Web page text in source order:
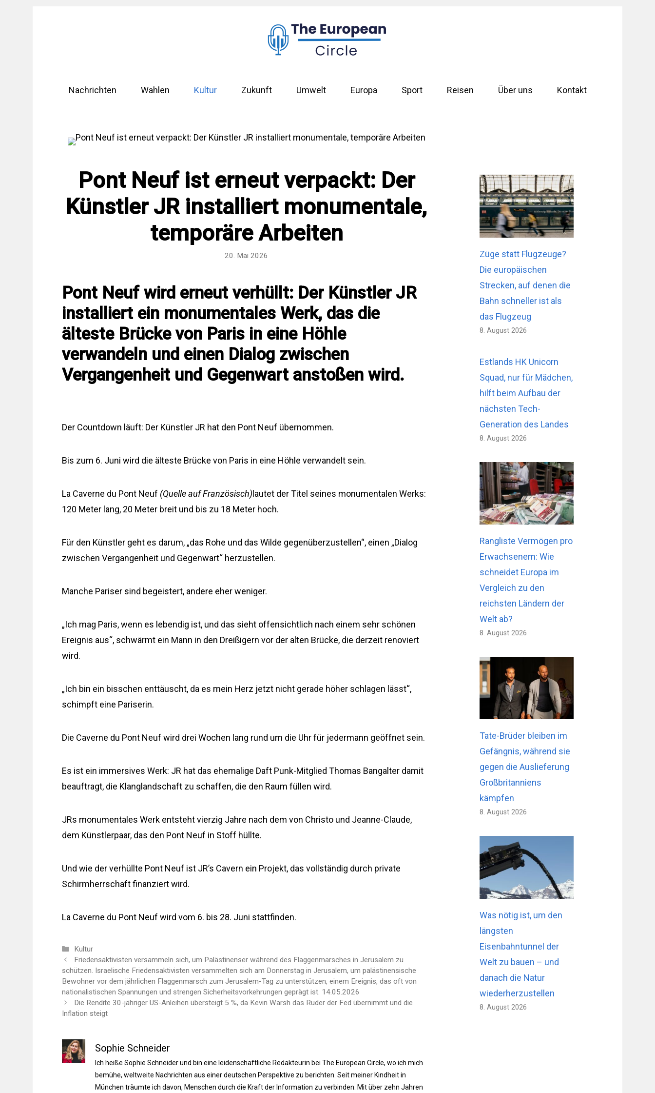
Nachrichten Wahlen Kultur Zukunft Umwelt Europa Sport Reisen Über uns Kontakt
Pont Neuf ist erneut verpackt: Der
Künstler JR installiert monumentale,
temporäre Arbeiten
20. Mai 2026
Pont Neuf wird erneut verhüllt: Der Künstler JR
installiert ein monumentales Werk, das die
älteste Brücke von Paris in eine Höhle
verwandeln und einen Dialog zwischen
Vergangenheit und Gegenwart anstoßen wird.
Der Countdown läuft: Der Künstler JR hat den Pont Neuf übernommen.
Bis zum 6. Juni wird die älteste Brücke von Paris in eine Höhle verwandelt sein.
La Caverne du Pont Neuf (Quelle auf Französisch) lautet der Titel seines monumentalen Werks:
120 Meter lang, 20 Meter breit und bis zu 18 Meter hoch.
Für den Künstler geht es darum, „das Rohe und das Wilde gegenüberzustellen“, einen „Dialog
zwischen Vergangenheit und Gegenwart“ herzustellen.
Manche Pariser sind begeistert, andere eher weniger.
„Ich mag Paris, wenn es lebendig ist, und das sieht offensichtlich nach einem sehr schönen
Ereignis aus“, schwärmt ein Mann in den Dreißigern vor der alten Brücke, die derzeit renoviert
wird.
„Ich bin ein bisschen enttäuscht, da es mein Herz jetzt nicht gerade höher schlagen lässt“,
schimpft eine Pariserin.
Die Caverne du Pont Neuf wird drei Wochen lang rund um die Uhr für jedermann geöffnet sein.
Es ist ein immersives Werk: JR hat das ehemalige Daft Punk-Mitglied Thomas Bangalter damit
beauftragt, die Klanglandschaft zu schaffen, die den Raum füllen wird.
JRs monumentales Werk entsteht vierzig Jahre nach dem von Christo und Jeanne-Claude,
dem Künstlerpaar, das den Pont Neuf in Stoff hüllte.
Und wie der verhüllte Pont Neuf ist JR’s Cavern ein Projekt, das vollständig durch private
Schirmherrschaft finanziert wird.
La Caverne du Pont Neuf wird vom 6. bis 28. Juni stattfinden.
Kategorien
Kultur
Friedensaktivisten versammeln sich, um Palästinenser während des Flaggenmarsches in Jerusalem zu
schützen. Israelische Friedensaktivisten versammelten sich am Donnerstag in Jerusalem, um palästinensische
Bewohner vor dem jährlichen Flaggenmarsch zum Jerusalem-Tag zu unterstützen, einem Ereignis, das oft von
nationalistischen Spannungen und strengen Sicherheitsvorkehrungen geprägt ist. 14.05.2026
Die Rendite 30-jähriger US-Anleihen übersteigt 5 %, da Kevin Warsh das Ruder der Fed übernimmt und die
Inflation steigt
Sophie Schneider
Ich heiße Sophie Schneider und bin eine leidenschaftliche Redakteurin bei The European Circle, wo ich mich
bemühe, weltweite Nachrichten aus einer deutschen Perspektive zu berichten. Seit meiner Kindheit in
München träumte ich davon, Menschen durch die Kraft der Information zu verbinden. Mit über zehn Jahren
Züge statt Flugzeuge?
Die europäischen
Strecken, auf denen die
Bahn schneller ist als
das Flugzeug
8. August 2026
Estlands HK Unicorn
Squad, nur für Mädchen,
hilft beim Aufbau der
nächsten Tech-
Generation des Landes
8. August 2026
Rangliste Vermögen pro
Erwachsenem: Wie
schneidet Europa im
Vergleich zu den
reichsten Ländern der
Welt ab?
8. August 2026
Tate-Brüder bleiben im
Gefängnis, während sie
gegen die Auslieferung
Großbritanniens
kämpfen
8. August 2026
Was nötig ist, um den
längsten
Eisenbahntunnel der
Welt zu bauen – und
danach die Natur
wiederherzustellen
8. August 2026